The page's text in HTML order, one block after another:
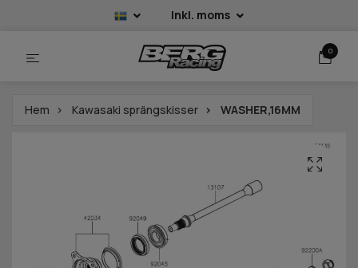
Inkl. moms
0
Hem Kawasaki sprängskisser WASHER,16MM